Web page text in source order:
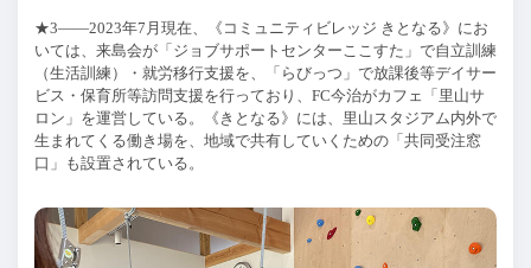
★3——2023年7 月現在、《コミュニティビレッジ きとなる》にお
いては、来島会が「ジョブサポートセンターここすた」で自立訓練
（生活訓練）・就労移行支援を、「らびっつ」で放課後等デイサー
ビス・保育所等訪問支援を行っており、 FC今治がカフェ「里山サ
ロン」を運営している。《きとなる》には、里山スタジアム内外で
生まれてくる働き場を、地域で共有していくための「共同受注窓
口」も設置されている。